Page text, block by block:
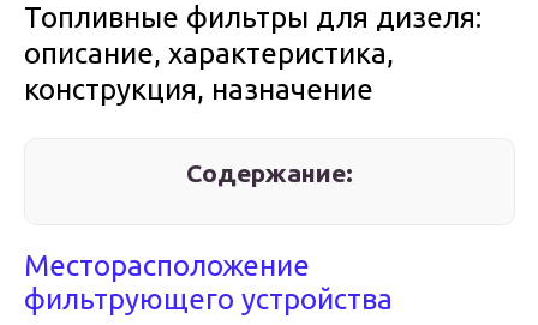
Топливные фильтры для дизеля:
описание, характеристика,
конструкция, назначение
Содержание:
Месторасположение
фильтрующего устройства